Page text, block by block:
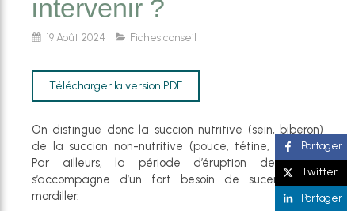
intervenir ?
19 Août 2024 Fiches conseil
Télécharger la version PDF
On distingue donc la succion nutritive (sein, biberon)
de la succion non-nutritive (pouce, tétine, doudou).
Par ailleurs, la période d’éruption des dents
s’accompagne d’un fort besoin de sucer et de
mordiller.
Partager
Twitter
Partager